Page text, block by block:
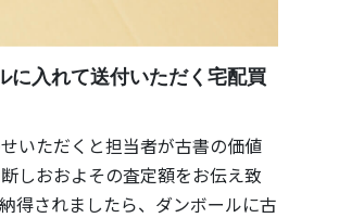
に入れて送付いただく宅配買
いただくと担当者が古書の価値
しおおよその査定額をお伝え致
得されましたら、ダンボールに古